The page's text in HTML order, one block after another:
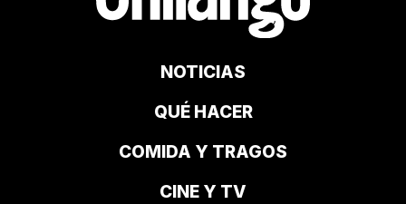
NOTICIAS
QUÉ HACER
COMIDA Y TRAGOS
CINE Y TV